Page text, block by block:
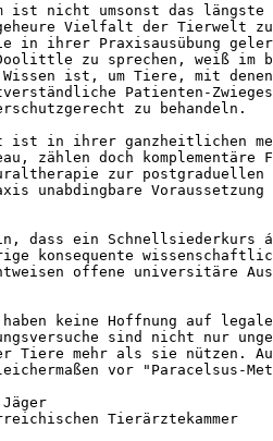
ist nicht umsonst das
Vielfalt der Tierwelt
in ihrer Praxisausübung
zu sprechen, weiß im
ist, um Tiere, mit
Patienten-
zu behandeln.
ist in ihrer ganzheitlichen
zählen doch komplementäre
zur postgraduellen
unabdingbare
dass ein Schnellsiederkurs
konsequente
offene universitäre
keine Hoffnung auf legale
sind nicht nur
Tiere mehr als sie nützen.
vor "Paracelsus-
Tierärztekammer